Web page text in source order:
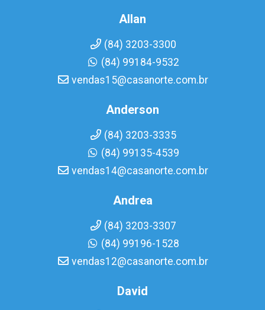
Allan
(84) 3203-3300
(84) 99184-9532
vendas15@casanorte.com.br
Anderson
(84) 3203-3335
(84) 99135-4539
vendas14@casanorte.com.br
Andrea
(84) 3203-3307
(84) 99196-1528
vendas12@casanorte.com.br
David